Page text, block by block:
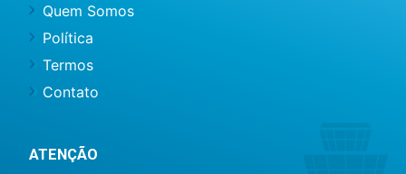
Quem Somos
Política
Termos
Contato
ATENÇÃO